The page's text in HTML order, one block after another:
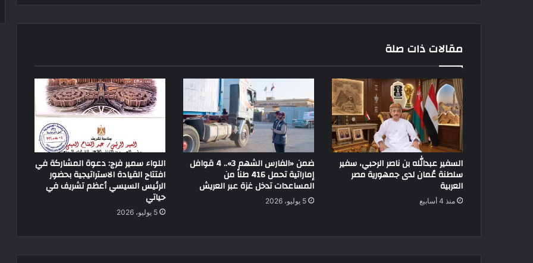
مقالات ذات صلة
السفير عبدالله بن ناصر الرحبي، سفير
سلطنة عُمان لدى جمهورية مصر
العربية
منذ 4 أسابيع
ضمن «الفارس الشهم 3».. 4 قوافل
إماراتية تحمل 416 طناً من
المساعدات تدخل غزة عبر العريش
5 يوليو، 2026
اللواء سمير فرج: دعوة المشاركة في
افتتاح القيادة الاستراتيجية بحضور
الرئيس السيسي أعظم تشريف في
حياتي
5 يوليو، 2026